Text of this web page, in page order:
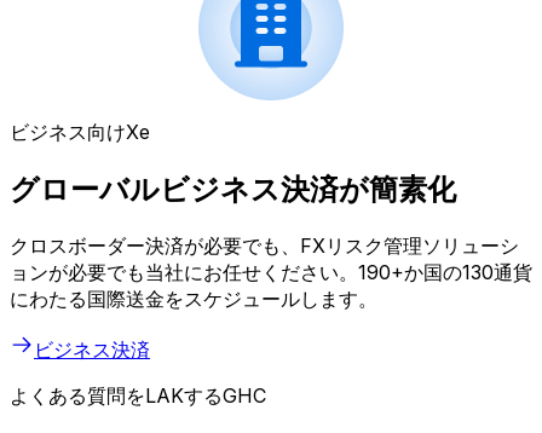
ビジネス向けXe
グローバルビジネス決済が簡素化
クロスボーダー決済が必要でも、FXリスク管理ソリューシ
ョンが必要でも当社にお任せください。190+か国の130通貨
にわたる国際送金をスケジュールします。
ビジネス決済
よくある質問をLAKするGHC